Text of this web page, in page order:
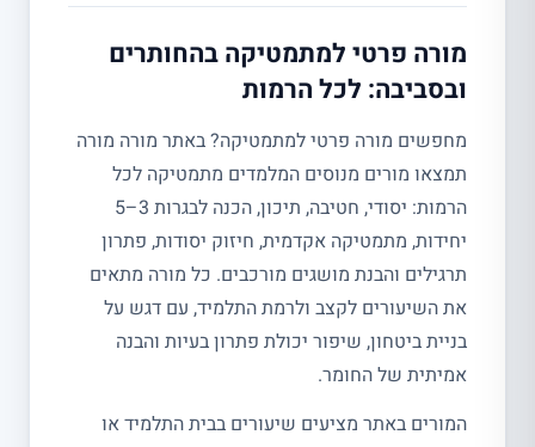
מורה פרטי למתמטיקה בהחותרים
ובסביבה: לכל הרמות
מחפשים מורה פרטי למתמטיקה? באתר מורה מורה
תמצאו מורים מנוסים המלמדים מתמטיקה לכל
הרמות: יסודי, חטיבה, תיכון, הכנה לבגרות 3–5
יחידות, מתמטיקה אקדמית, חיזוק יסודות, פתרון
תרגילים והבנת מושגים מורכבים. כל מורה מתאים
את השיעורים לקצב ולרמת התלמיד, עם דגש על
בניית ביטחון, שיפור יכולת פתרון בעיות והבנה
אמיתית של החומר.
המורים באתר מציעים שיעורים בבית התלמיד או